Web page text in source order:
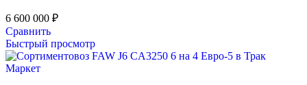
6 600 000 ₽
Сравнить
Быстрый просмотр